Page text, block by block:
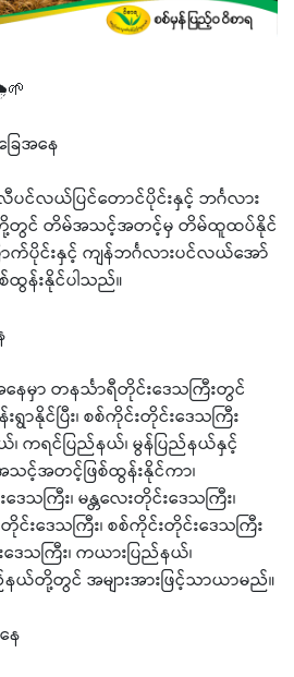
ေအနေ
လယ်ပြင်တောင်ပိုင်းနှင့် ဘင်္ဂလား
တို့တွင် တိမ်အသင့်အတင့်မှ တိမ်ထူထပ်နိုင်
ာက်ပိုင်းနှင့် ကျန်ဘင်္ဂလားပင်လယ်အော်
န်းနိုင်ပါသည်။
ေမှာ တနင်္သာရီတိုင်းဒေသကြီးတွင်
ရွာနိုင်ပြီး၊ စစ်ကိုင်းတိုင်းဒေသကြီး
၊ ကရင်ပြည်နယ်၊ မွန်ပြည်နယ်နှင့်
င့်အတင့်ဖြစ်ထွန်းနိုင်ကာ၊
သကြီး၊ မန္တလေးတိုင်းဒေသကြီး၊
င်းဒေသကြီး၊ စစ်ကိုင်းတိုင်းဒေသကြီး
ေသကြီး၊ ကယားပြည်နယ်၊
နယ်တို့တွင် အများအားဖြင့်သာယာမည်။
ေ